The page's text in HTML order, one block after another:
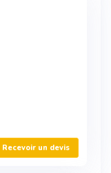
Recevoir un devis